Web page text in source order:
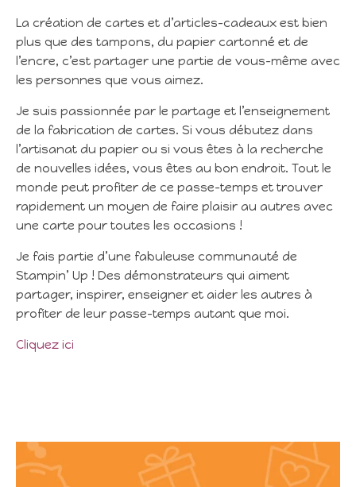
La création de cartes et d’articles-cadeaux est bien
plus que des tampons, du papier cartonné et de
l’encre, c’est partager une partie de vous-même avec
les personnes que vous aimez.
Je suis passionnée par le partage et l’enseignement
de la fabrication de cartes. Si vous débutez dans
l’artisanat du papier ou si vous êtes à la recherche
de nouvelles idées, vous êtes au bon endroit. Tout le
monde peut profiter de ce passe-temps et trouver
rapidement un moyen de faire plaisir au autres avec
une carte pour toutes les occasions !
Je fais partie d’une fabuleuse communauté de
Stampin’ Up ! Des démonstrateurs qui aiment
partager, inspirer, enseigner et aider les autres à
profiter de leur passe-temps autant que moi.
Cliquez ici